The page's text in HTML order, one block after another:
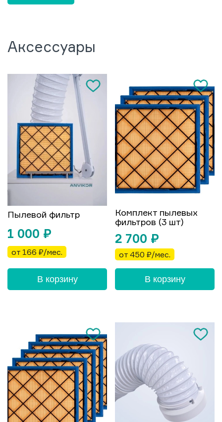
Аксессуары
Пылевой фильтр
1 000 ₽
от 166 ₽/мес.
В корзину
Комплект пылевых
фильтров (3 шт)
2 700 ₽
от 450 ₽/мес.
В корзину